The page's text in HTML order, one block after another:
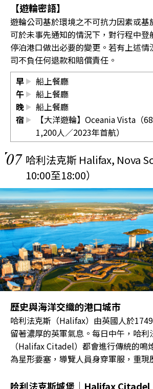
【遊輪密語】
遊輪公司基於環境之不可抗力因素或基
可於未事先通知的情況下，對行程中
停泊港口做出必要的變更。若有上述
司不負任何退款和賠償責任。
早
船上餐廳
午
船上餐廳
晚
船上餐廳
宿
【大洋遊輪】Oceania Vista（
1,200人／2023年首航）
07 哈利法克斯 Halifax, Nova
10:00至18:00）
歷史與海洋交織的港口城市
哈利法克斯（Halifax）由英國人於
留著濃厚的英軍氣息。每日中午，哈利
（Halifax Citadel）都會進行傳統的鳴
為星形要塞，導覽人員身穿軍服，重現
哈利法克斯城堡｜Halifax Citadel